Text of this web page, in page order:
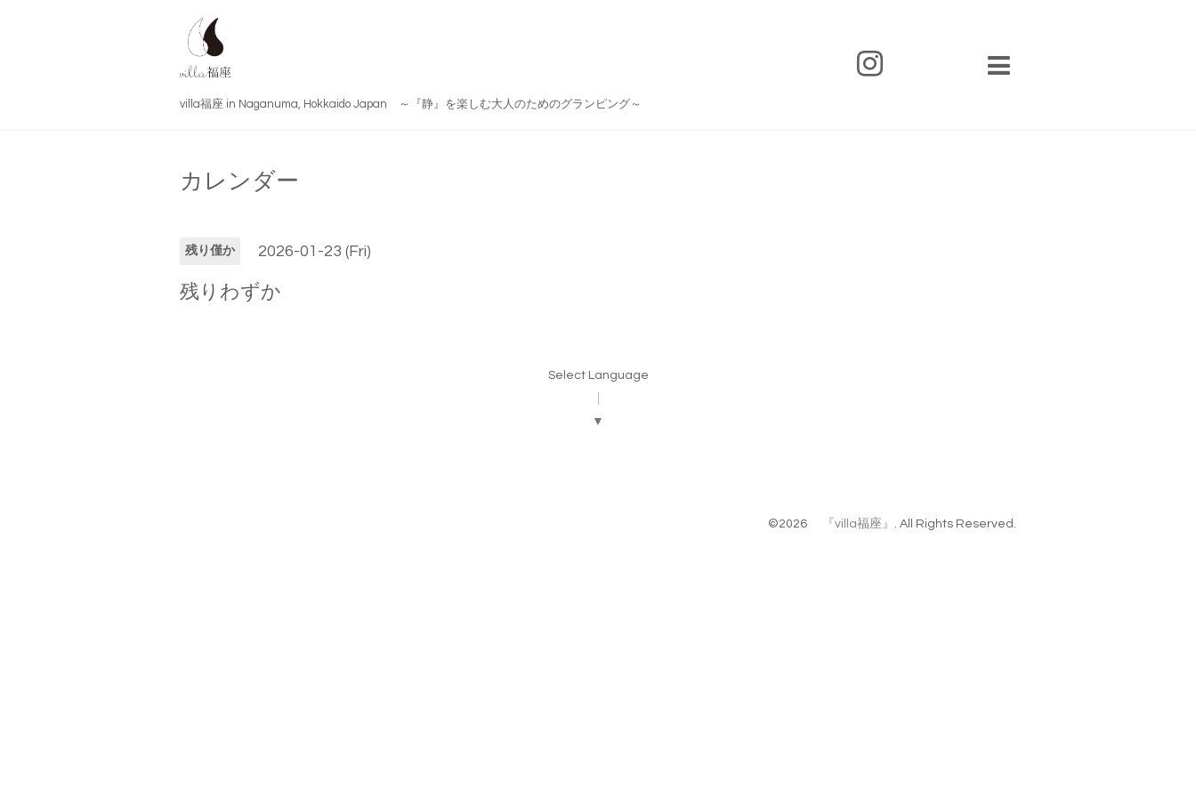
villa福座 in Naganuma, Hokkaido Japan ～『静』を楽しむ大人のためのグランピング～
カレンダー
残り僅か 2026-01-23 (Fri)
残りわずか
Select Language
▼
©2026 『villa福座』 . All Rights Reserved.